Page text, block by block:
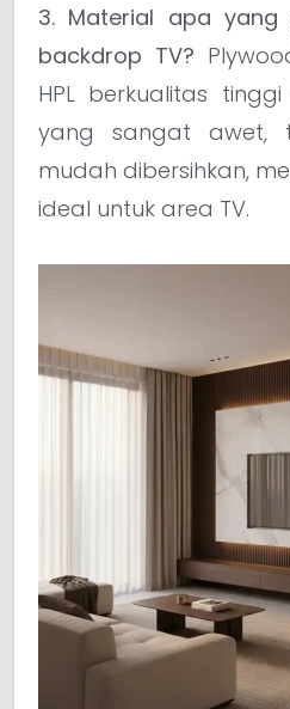
3. Material apa
backdrop TV?
HPL berkualitas
yang sangat awet,
mudah dibersihkan,
ideal untuk area TV.